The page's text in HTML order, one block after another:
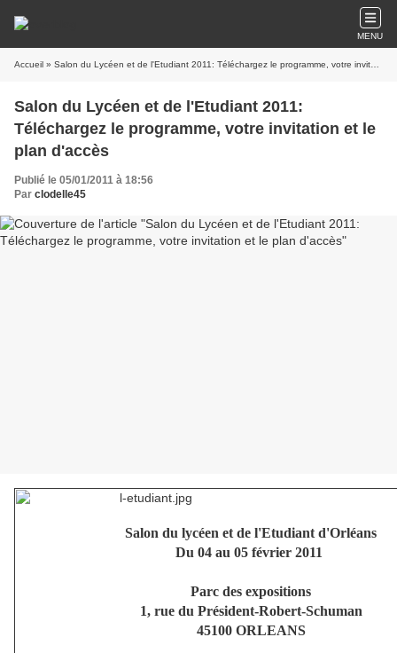
MENU
Accueil » Salon du Lycéen et de l'Etudiant 2011: Téléchargez le programme, votre invitation et le plan d'accès
Salon du Lycéen et de l'Etudiant 2011:
Téléchargez le programme, votre invitation et le
plan d'accès
Publié le 05/01/2011 à 18:56
Par clodelle45
Salon du lycéen et de l'Etudiant d'Orléans
Du 04 au 05 février 2011
Parc des expositions
1, rue du Président-Robert-Schuman
45100 ORLEANS